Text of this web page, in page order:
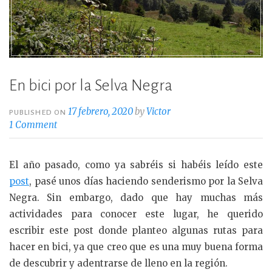
En bici por la Selva Negra
PUBLISHED ON 17 febrero, 2020byVictor
1 Comment
El año pasado, como ya sabréis si habéis leído este
post, pasé unos días haciendo senderismo por la Selva
Negra. Sin embargo, dado que hay muchas más
actividades para conocer este lugar, he querido
escribir este post donde planteo algunas rutas para
hacer en bici, ya que creo que es una muy buena forma
de descubrir y adentrarse de lleno en la región.